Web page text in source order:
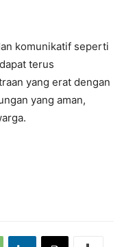
komunikatif seperti
terus
yang erat dengan
yang aman,